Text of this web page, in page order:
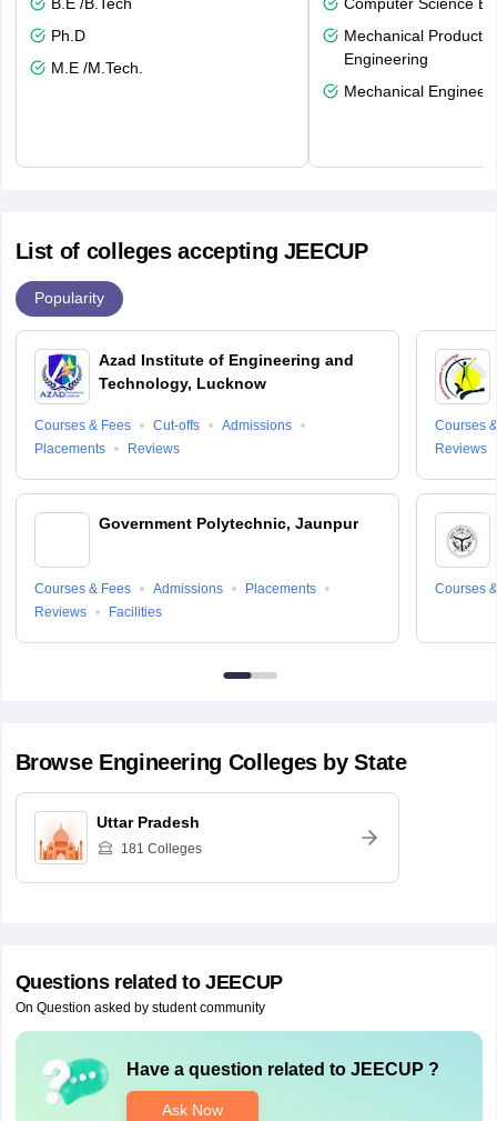
Ph.D
M.E /M.Tech.
Mechanical
Engineering
Mechanical
List of colleges accepting JEECUP
Popularity
Azad Institute of Engineering and
Technology, Lucknow
Courses & Fees Cut-offs
Admissions
Placements
Reviews
Government Polytechnic, Jaunpur
Courses & Fees Admissions
Placements
Reviews
Facilities
Courses
Reviews
Courses
Browse Engineering Colleges by State
Uttar Pradesh
181 Colleges
Questions related to JEECUP
On Question asked by student community
Have a question related to JEECUP ?
Ask Now